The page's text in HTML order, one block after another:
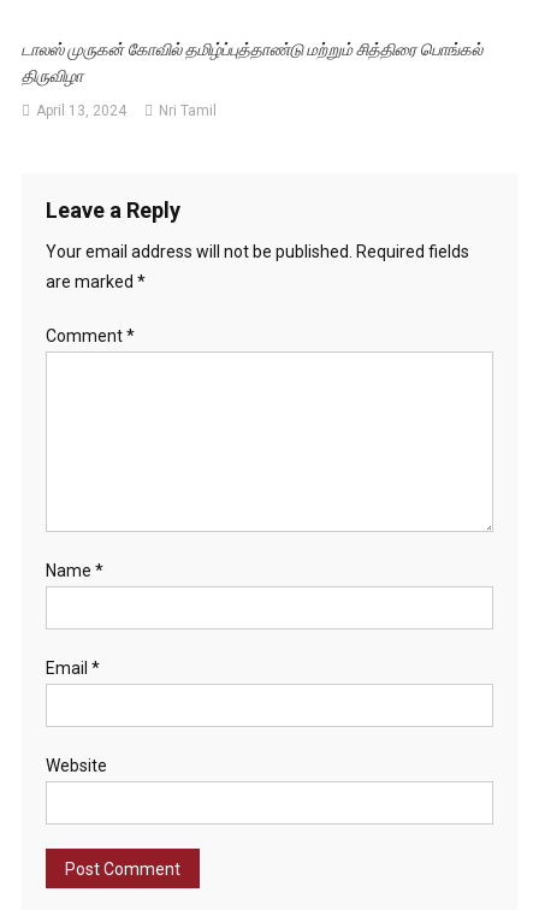
டாலஸ் முருகன் கோவில் தமிழ்ப்புத்தாண்டு மற்றும் சித்திரை பொங்கல்
திருவிழா
April 13, 2024 Nri Tamil
Leave a Reply
Your email address will not be published.
Required fields
are marked *
Comment*
Name *
Email *
Website